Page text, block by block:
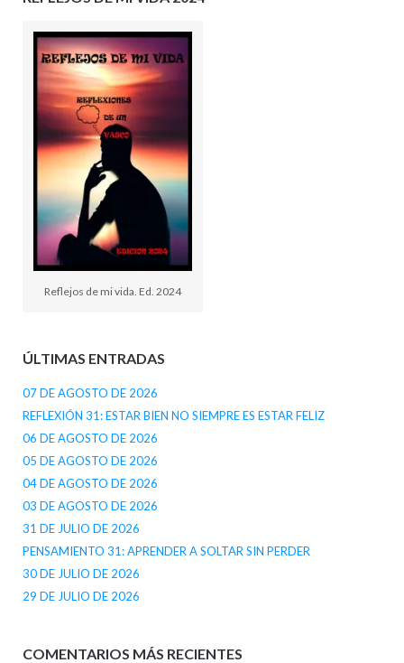
Reflejos de mi vida. Ed. 2024
ÚLTIMAS ENTRADAS
07 DE AGOSTO DE 2026
REFLEXIÓN 31: ESTAR BIEN NO SIEMPRE ES ESTAR FELIZ
06 DE AGOSTO DE 2026
05 DE AGOSTO DE 2026
04 DE AGOSTO DE 2026
03 DE AGOSTO DE 2026
31 DE JULIO DE 2026
PENSAMIENTO 31: APRENDER A SOLTAR SIN PERDER
30 DE JULIO DE 2026
29 DE JULIO DE 2026
COMENTARIOS MÁS RECIENTES